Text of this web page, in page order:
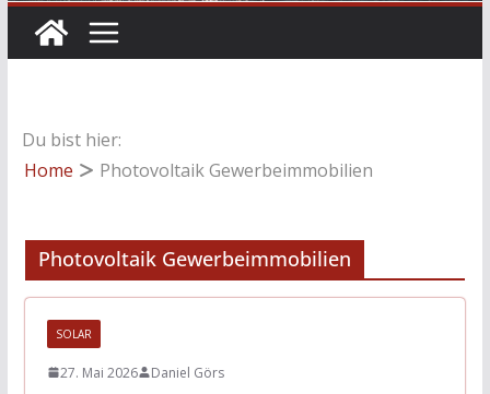
Du bist hier:
Home
Photovoltaik Gewerbeimmobilien
Photovoltaik Gewerbeimmobilien
SOLAR
27. Mai 2026 Daniel Görs